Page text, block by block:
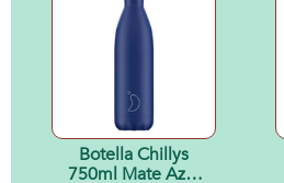
Botella Chillys
750ml Mate Azul